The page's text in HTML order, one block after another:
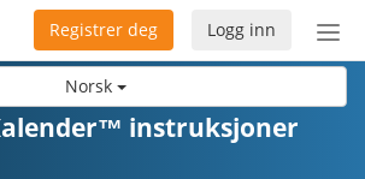
Norsk
Bytt
Logg inn
Registrer deg
instruksjoner